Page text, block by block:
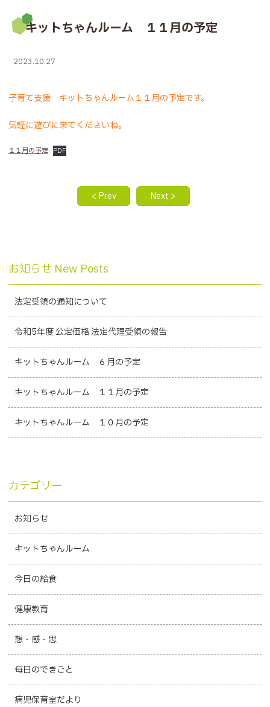
キットちゃんルーム １１月の予定
2023.10.27
子育て支援 キットちゃんルーム１１月の予定です。
気軽に遊びに来てくださいね。
１１月の予定 PDF
< Prev Next >
お知らせ New Posts
法定受領の通知について
令和5年度 公定価格 法定代理受領の報告
キットちゃんルーム ６月の予定
キットちゃんルーム １１月の予定
キットちゃんルーム １０月の予定
カテゴリー
お知らせ
キットちゃんルーム
今日の給食
健康教育
想・感・思
毎日のできごと
病児保育室だより